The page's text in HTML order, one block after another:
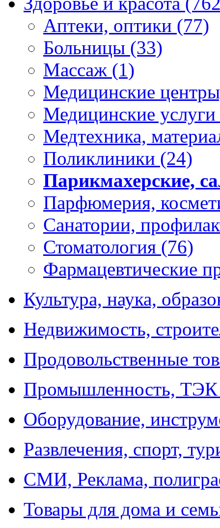
Аптеки, оптики (77)
Больницы (33)
Массаж (1)
Медицинские
Медицинские услуги
Медтехника,
Поликлиники (24)
Парикмахерские,
Парфюмерия,
Санатории,
Стоматология (76)
Фармацевтические
Культура, наука,
Недвижимость,
Продовольственные
Промышленность,
Оборудование,
Развлечения, спорт,
СМИ, Реклама,
Товары для дома и